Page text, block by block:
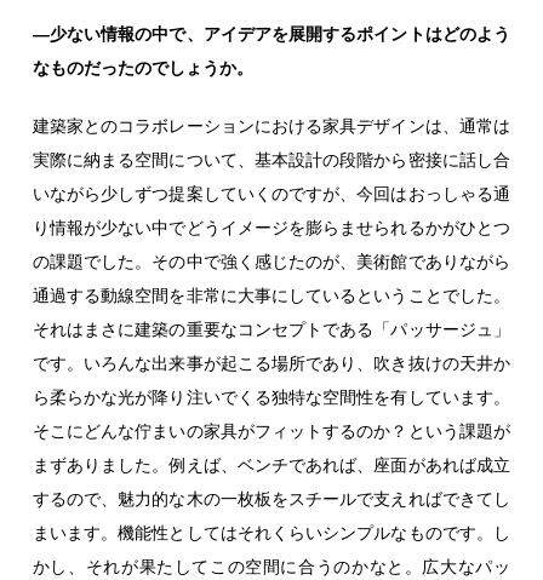
―少ない情報の中で、アイデアを展開するポイントはどのよう
なものだったのでしょうか。
建築家とのコラボレーションにおける家具デザインは、通常は
実際に納まる空間について、基本設計の段階から密接に話し合
いながら少しずつ提案していくのですが、今回はおっしゃる通
り情報が少ない中でどうイメージを膨らませられるかがひとつ
の課題でした。その中で強く感じたのが、美術館でありながら
通過する動線空間を非常に大事にしているということでした。
それはまさに建築の重要なコンセプトである「パッサージュ」
です。いろんな出来事が起こる場所であり、吹き抜けの天井か
ら柔らかな光が降り注いでくる独特な空間性を有しています。
そこにどんな佇まいの家具がフィットするのか？という課題が
まずありました。例えば、ベンチであれば、座面があれば成立
するので、魅力的な木の一枚板をスチールで支えればできてし
まいます。機能性としてはそれくらいシンプルなものです。し
かし、それが果たしてこの空間に合うのかなと。広大なパッ